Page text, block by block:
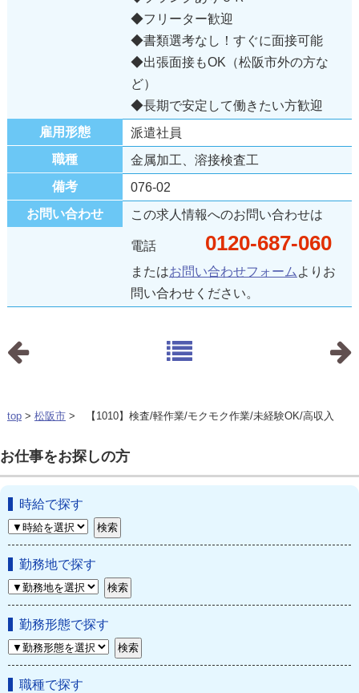
◆フリーター歓迎
◆書類選考なし！すぐに面接可能
◆出張面接もOK（松阪市外の方な
ど）
◆長期で安定して働きたい方歓迎
雇用形態
派遣社員
職種
金属加工、溶接検査工
備考
076-02
お問い合わせ
この求人情報へのお問い合わせは
電話 0120-687-060
またはお問い合わせフォーム よりお
問い合わせください。
top> 松阪市> 【1010】検査/軽作業/モクモク作業/未経験OK/高収入
お仕事をお探しの方
時給で探す
勤務地で探す
勤務形態で探す
職種で探す